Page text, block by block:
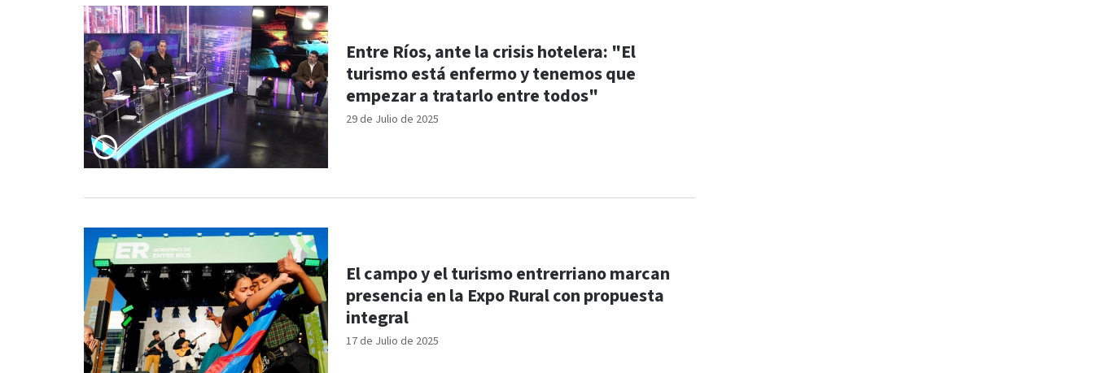
29 de Julio de 2025
Entre Ríos, ante la crisis hotelera: "El
turismo está enfermo y tenemos que
empezar a tratarlo entre todos"
17 de Julio de 2025
El campo y el turismo entrerriano marcan
presencia en la Expo Rural con propuesta
integral